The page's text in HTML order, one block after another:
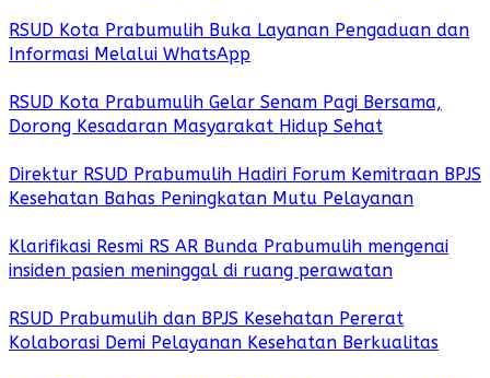
RSUD Kota Prabumulih Buka Layanan Pengaduan dan
Informasi Melalui WhatsApp
RSUD Kota Prabumulih Gelar Senam Pagi Bersama,
Dorong Kesadaran Masyarakat Hidup Sehat
Direktur RSUD Prabumulih Hadiri Forum Kemitraan BPJS
Kesehatan Bahas Peningkatan Mutu Pelayanan
Klarifikasi Resmi RS AR Bunda Prabumulih mengenai
insiden pasien meninggal di ruang perawatan
RSUD Prabumulih dan BPJS Kesehatan Pererat
Kolaborasi Demi Pelayanan Kesehatan Berkualitas